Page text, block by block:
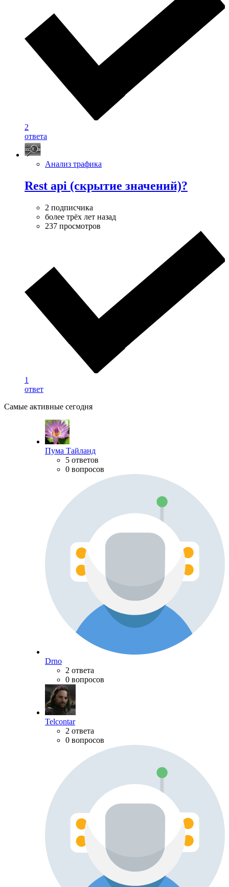
2
ответа
Анализ трафика
Rest api (скрытие значений)?
2 подписчика
более трёх лет назад
237 просмотров
1
ответ
Самые активные сегодня
Пума Тайланд
5 ответов
0 вопросов
Drno
2 ответа
0 вопросов
Telcontar
2 ответа
0 вопросов